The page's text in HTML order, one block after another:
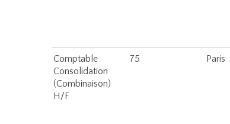
Comptable
Consolidation
(Combinaison)
H/F
75 Paris